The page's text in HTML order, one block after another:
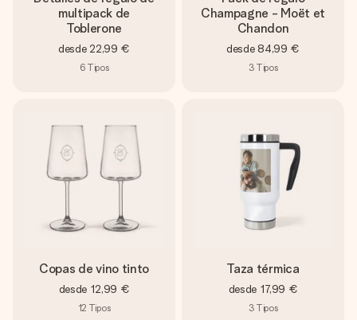
multipack de
Toblerone
desde 22,99 €
6 Tipos
Champagne - Moët et
Chandon
desde 84,99 €
3 Tipos
Copas de vino tinto
desde 12,99 €
12 Tipos
Taza térmica
desde 17,99 €
3 Tipos